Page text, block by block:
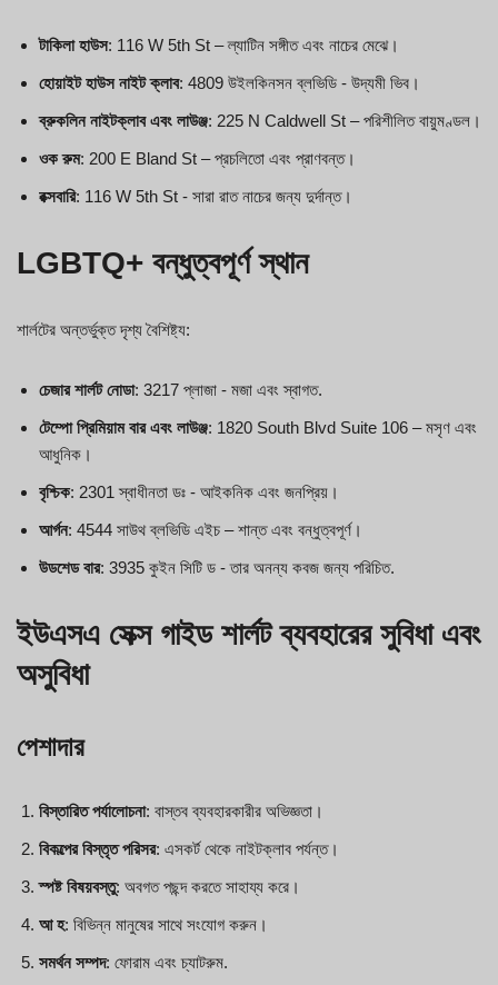
টাকিলা হাউস: 116 W 5th St – ল্যাটিন সঙ্গীত এবং নাচের মেঝে।
হোয়াইট হাউস নাইট ক্লাব: 4809 উইলকিনসন ব্লভিডি - উদ্যমী ভিব।
ব্রুকলিন নাইটক্লাব এবং লাউঞ্জ: 225 N Caldwell St – পরিশীলিত বায়ুমণ্ডল।
ওক রুম: 200 E Bland St – প্রচলিতো এবং প্রাণবন্ত।
রক্সবারি: 116 W 5th St - সারা রাত নাচের জন্য দুর্দান্ত।
LGBTQ+ বন্ধুত্বপূর্ণ স্থান
শার্লটের অন্তর্ভুক্ত দৃশ্য বৈশিষ্ট্য:
চেজার শার্লট নোডা: 3217 প্লাজা - মজা এবং স্বাগত.
টেম্পো প্রিমিয়াম বার এবং লাউঞ্জ: 1820 South Blvd Suite 106 – মসৃণ এবং
আধুনিক।
বৃশ্চিক: 2301 স্বাধীনতা ডঃ - আইকনিক এবং জনপ্রিয়।
আর্গন: 4544 সাউথ ব্লভিডি এইচ – শান্ত এবং বন্ধুত্বপূর্ণ।
উডশেড বার: 3935 কুইন সিটি ড - তার অনন্য কবজ জন্য পরিচিত.
ইউএসএ সেক্স গাইড শার্লট ব্যবহারের সুবিধা এবং
অসুবিধা
পেশাদার
বিস্তারিত পর্যালোচনা: বাস্তব ব্যবহারকারীর অভিজ্ঞতা।
বিকল্পের বিস্তৃত পরিসর: এসকর্ট থেকে নাইটক্লাব পর্যন্ত।
স্পষ্ট বিষয়বস্তু: অবগত পছন্দ করতে সাহায্য করে।
আ হ: বিভিন্ন মানুষের সাথে সংযোগ করুন।
সমর্থন সম্পদ: ফোরাম এবং চ্যাটরুম.